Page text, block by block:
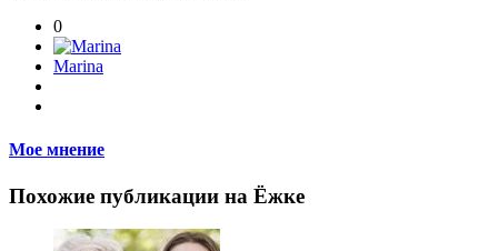
0
Marina
Мое мнение
Похожие публикации на Ёжке